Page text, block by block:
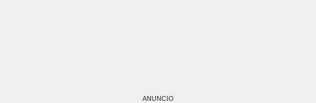
ANUNCIO